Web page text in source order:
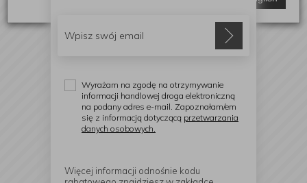
Wyrażam na zgodę na otrzymywanie
informacji handlowej droga elektroniczną
na podany adres e-mail. Zapoznałam/em
się z informacją dotyczącą przetwarzania
danych osobowych.
Więcej informacji odnośnie kodu